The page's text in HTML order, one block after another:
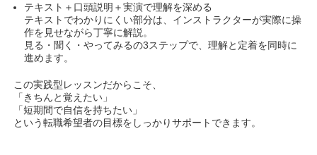
テキスト＋口頭説明＋実演で理解を深める
テキストでわかりにくい部分は、インストラクターが実際に操
作を見せながら丁寧に解説。
見る・聞く・やってみるの3ステップで、理解と定着を同時に
進めます。
この実践型レッスンだからこそ、
「きちんと覚えたい」
「短期間で自信を持ちたい」
という転職希望者の目標をしっかりサポートできます。